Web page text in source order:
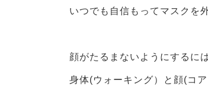
いつでも自信もってマスクを
顔がたるまないようにするに
身体(ウォーキング）と顔(コ